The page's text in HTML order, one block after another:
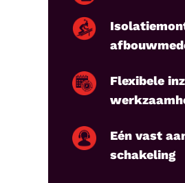
Flexibele
Eén vast
schakeling